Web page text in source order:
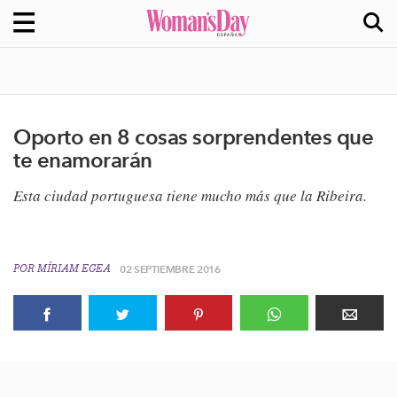
Oporto en 8 cosas sorprendentes que
te enamorarán
​Esta ciudad portuguesa tiene mucho más que la Ribeira.
POR MÍRIAM EGEA 02 SEPTIEMBRE 2016